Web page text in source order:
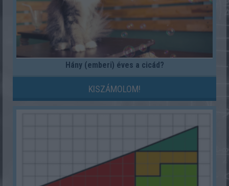
Hány (emberi) éves a cicád?
KISZÁMOLOM!